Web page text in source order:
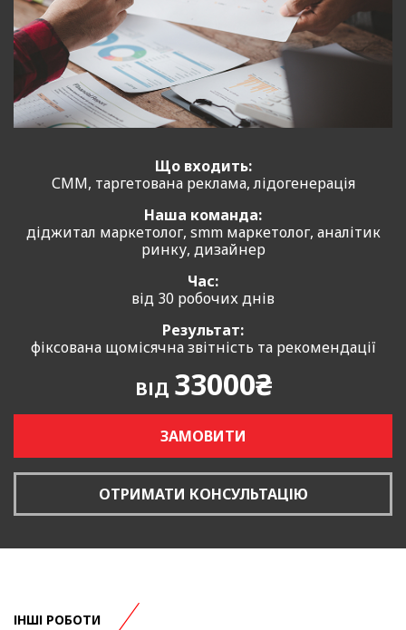
Що входить:
СММ, таргетована реклама, лідогенерація
Наша команда:
діджитал маркетолог, smm маркетолог, аналітик
ринку, дизайнер
Час:
від 30 робочих днів
Результат:
фіксована щомісячна звітність та рекомендації
ВІД 33000₴
ЗАМОВИТИ
ОТРИМАТИ КОНСУЛЬТАЦІЮ
ІНШІ РОБОТИ